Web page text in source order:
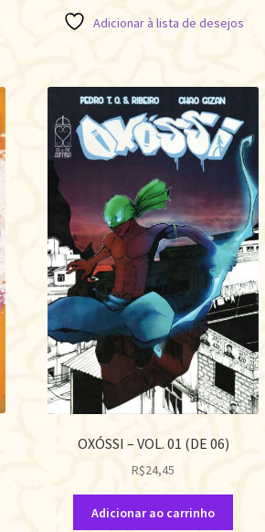
Adicionar à lista de desejos
OXÓSSI – VOL. 01 (DE 06)
R$24,45
Adicionar ao carrinho